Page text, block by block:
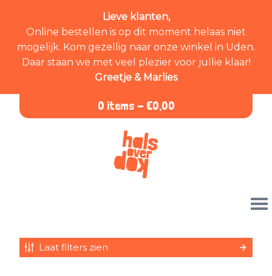
Lieve klanten,
Online bestellen is op dit moment helaas niet
mogelijk. Kom gezellig naar onze winkel in Uden.
Daar staan we met veel plezier voor jullie klaar!
Greetje & Marlies
0 items - €0,00
Laat filters zien